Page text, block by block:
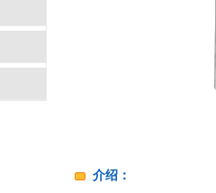
介绍：